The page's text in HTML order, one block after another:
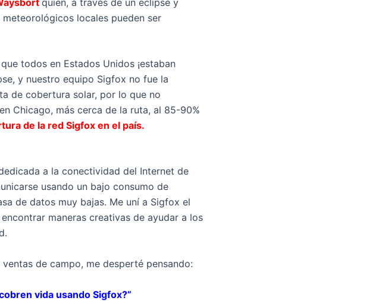
locales pueden ser
todos en Estados Unidos ¡estaban
y nuestro equipo Sigfox no fue la
de cobertura solar, por lo que no
Chicago, más cerca de la ruta, al 85-90%
de la red Sigfox en el país.
a la conectividad del Internet de
usando un bajo consumo de
de datos muy bajas. Me uní a Sigfox el
maneras creativas de ayudar a los
de campo, me desperté pensando:
vida usando Sigfox?”